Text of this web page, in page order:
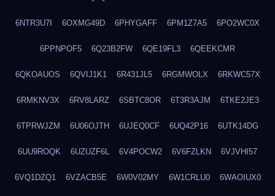
6NTR3U7I 6OXMG49D 6PHYGAFF 6PM1Z7A5 6PO2WC0X
6PPNPOF5 6Q23B2FW 6QE19FL3 6QEEKCMR
6QKOAUOS 6QVIJ1K1 6R431JL5 6RGMWOLX 6RKWC57X
6RMKNV3X 6RV8LARZ 6SBTC8OR 6T3R3AJM 6TKE2JE3
6TPRWJZM 6U06OJTH 6UJEQ0CF 6UQ42P16 6UTK14DG
6UU9ROQK 6UZUZF6L 6V4POCW2 6V6FZLKN 6VJVHI57
6VQ1DZQ1 6VZACB5E 6W0V02MY 6W1CRLU0 6WAOIUX0